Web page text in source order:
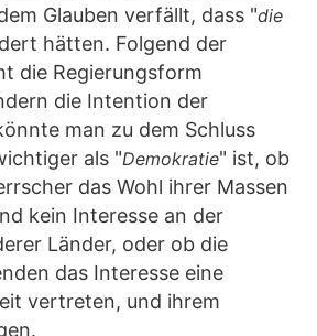
Glauben verfällt, dass "die
hätten. Folgend der
die Regierungsform
die Intention der
man zu dem Schluss
als "Demokratie" ist, ob
das Wohl ihrer Massen
kein Interesse an der
Länder, oder ob die
das Interesse eine
vertreten, und ihrem